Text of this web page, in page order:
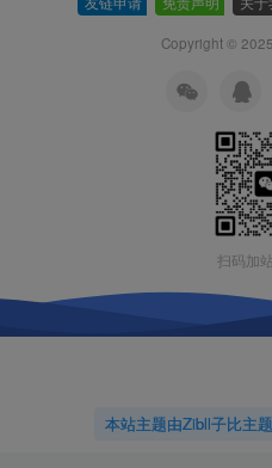
Copyright © 2025
扫码加
本站主题由Zibll子比主